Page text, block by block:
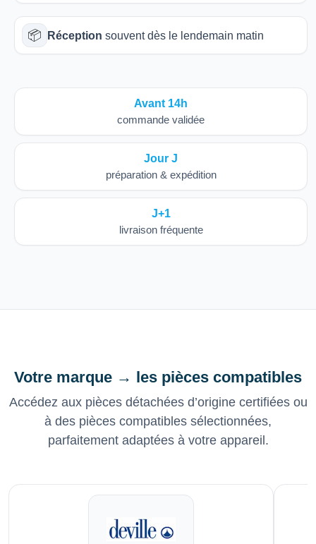
📦 Réception souvent dès le lendemain matin
Avant 14h
commande validée
Jour J
préparation & expédition
J+1
livraison fréquente
Votre marque → les pièces compatibles
Accédez aux pièces détachées d’origine certifiées ou
à des pièces compatibles sélectionnées,
parfaitement adaptées à votre appareil.